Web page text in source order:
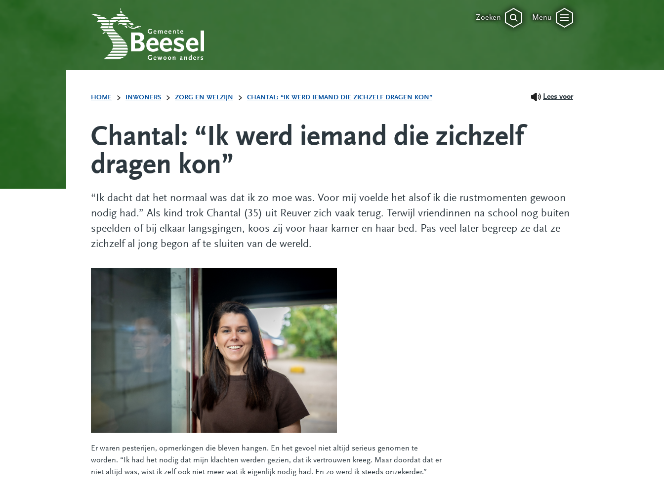
Zoeken Menu
HOME INWONERS ZORG EN WELZIJN CHANTAL: “IK WERD IEMAND DIE ZICHZELF DRAGEN KON” Lees voor
Chantal: “Ik werd iemand die zichzelf
dragen kon”
“Ik dacht dat het normaal was dat ik zo moe was. Voor mij voelde het alsof ik die rustmomenten gewoon
nodig had.” Als kind trok Chantal (35) uit Reuver zich vaak terug. Terwijl vriendinnen na school nog buiten
speelden of bij elkaar langsgingen, koos zij voor haar kamer en haar bed. Pas veel later begreep ze dat ze
zichzelf al jong begon af te sluiten van de wereld.
Er waren pesterijen, opmerkingen die bleven hangen. En het gevoel niet altijd serieus genomen te
worden. “Ik had het nodig dat mijn klachten werden gezien, dat ik vertrouwen kreeg. Maar doordat dat er
niet altijd was, wist ik zelf ook niet meer wat ik eigenlijk nodig had. En zo werd ik steeds onzekerder.”